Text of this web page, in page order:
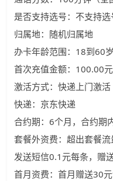
是否支持选号：不支持选
归属地：随机归属地
办卡年龄范围：18到60
首次充值金额：100.00元
激活方式：快递上门激活
快递：京东快递
合约期：6个月，合约期
套餐外资费：超出套餐
发送短信0.1元每条，赠
首月资费：首月赠送30